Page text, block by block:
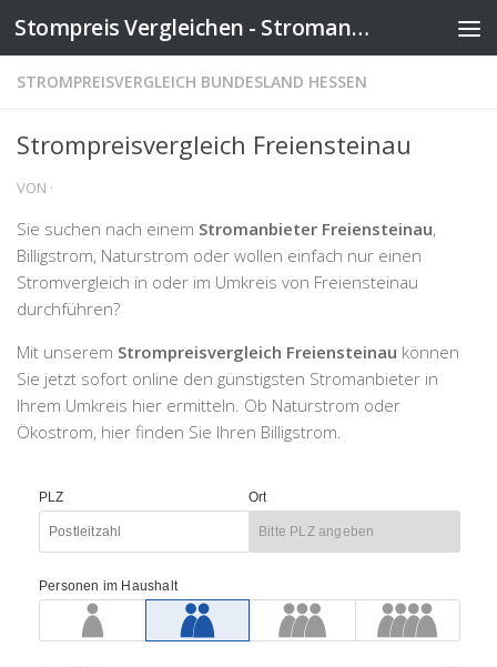
Zum Inhalt springen Stompreis Vergleichen - Stromanbieter wechseln
STROMPREISVERGLEICH BUNDESLAND HESSEN
Strompreisvergleich Freiensteinau
VON ·
Sie suchen nach einem Stromanbieter Freiensteinau,
Billigstrom, Naturstrom oder wollen einfach nur einen
Stromvergleich in oder im Umkreis von Freiensteinau
durchführen?
Mit unserem Strompreisvergleich Freiensteinau können
Sie jetzt sofort online den günstigsten Stromanbieter in
Ihrem Umkreis hier ermitteln. Ob Naturstrom oder
Ökostrom, hier finden Sie Ihren Billigstrom.